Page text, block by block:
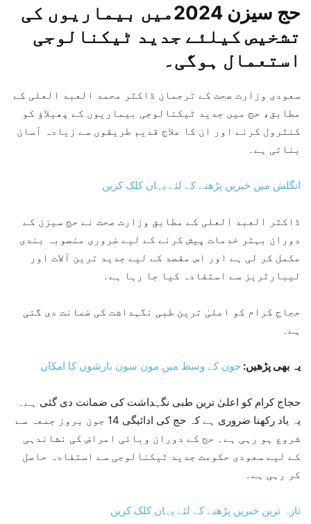
حج سیزن 2024میں بیماریوں کی
تشخیص کیلئے جدید ٹیکنالوجی
استعمال ہوگی۔
سعودی وزارت صحت کے ترجمان ڈاکٹر محمد العبد العلی کے
مطابق، حج میں جدید ٹیکنالوجی بیماریوں کے پھیلاؤ کو
کنٹرول کرنے اور ان کا علاج قدیم طریقوں سے زیادہ آسان
بناتی ہے۔
انگلش میں خبریں پڑھنے کے لئے یہاں کلک کریں
ڈاکٹر العبد العلی کے مطابق وزارت صحت نے حج سیزن کے
دوران بہتر خدمات پیش کرنے کے لیے ضروری منصوبہ بندی
مکمل کر لی ہے اور اس مقصد کے لیے جدید ترین آلات اور
لیبارٹریز سے استفادہ کیا جا رہا ہے۔
حجاج کرام کو اعلیٰ ترین طبی نگہداشت کی ضمانت دی گئی
ہے۔
یہ بھی پڑھیں: جون کے وسط میں مون سون بارشوں کا امکان
حجاج کرام کو اعلیٰ ترین طبی نگہداشت کی ضمانت دی گئی ہے۔
یہ یاد رکھنا ضروری ہے کہ حج کی ادائیگی 14 جون بروز جمعہ سے
شروع ہو رہی ہے۔ حج کے دوران وبائی امراض کی نشاندہی
کے لیے سعودی حکومت جدید ٹیکنالوجی سے استفادہ حاصل
کر رہی ہے۔
تازہ ترین خبریں پڑھنے کے لئے یہاں کلک کریں